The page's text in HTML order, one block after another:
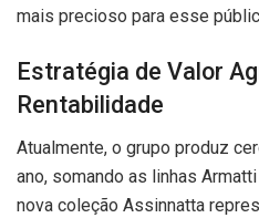
mais precioso para esse
Estratégia de Valor
Rentabilidade
Atualmente, o grupo produz
ano, somando as linhas
nova coleção Assinnatta